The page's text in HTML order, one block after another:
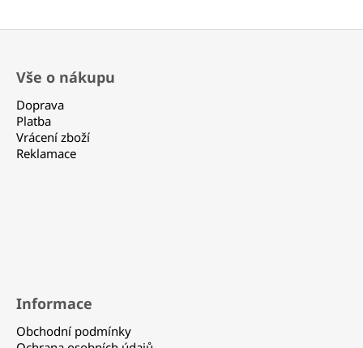
Vše o nákupu
Doprava
Platba
Vrácení zboží
Reklamace
Informace
Obchodní podmínky